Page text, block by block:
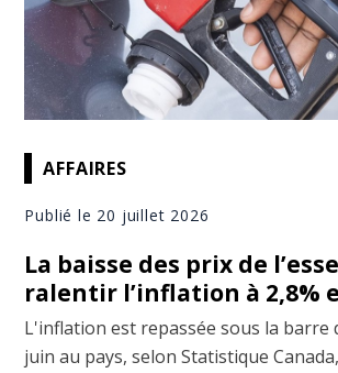
AFFAIRES
Publié le 20 juillet 2026
La baisse des prix de
ralentir l’inflation à 2,8%
L'inflation est repassée sous la barre
juin au pays, selon Statistique